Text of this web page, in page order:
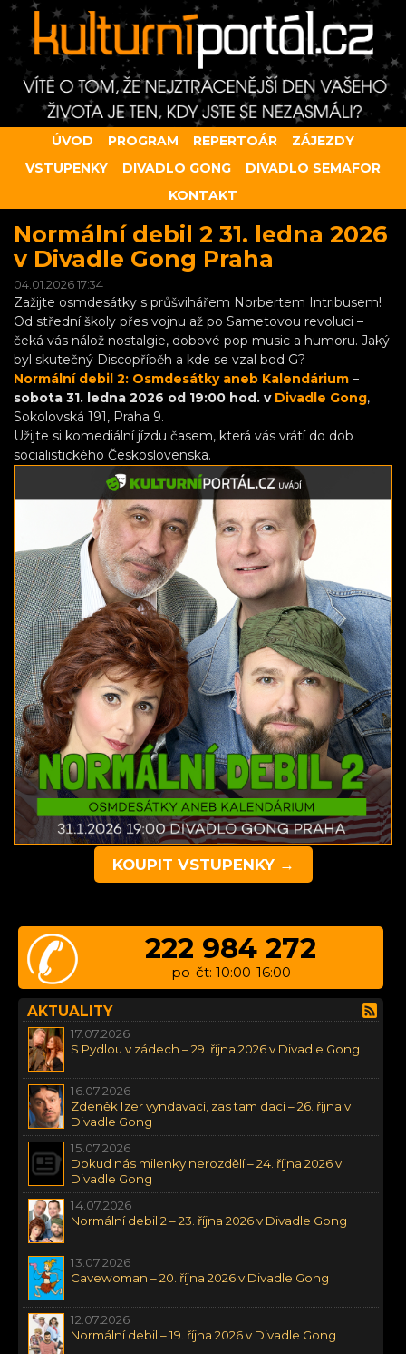
ÚVOD PROGRAM REPERTOÁR
ZÁJEZDY
VSTUPENKY
DIVADLO GONG
DIVADLO SEMAFOR
KONTAKT
Normální debil 2 31. ledna 2026
v Divadle Gong Praha
04.01.2026 17:34
Zažijte osmdesátky s průšvihářem Norbertem Intribusem!
Od střední školy přes vojnu až po Sametovou revoluci –
čeká vás nálož nostalgie, dobové pop music a humoru. Jaký
byl skutečný Discopříběh a kde se vzal bod G?
Normální debil 2: Osmdesátky aneb Kalendárium –
sobota 31. ledna 2026 od 19:00 hod. v Divadle Gong,
Sokolovská 191, Praha 9.
Užijte si komediální jízdu časem, která vás vrátí do dob
socialistického Československa.
KOUPIT VSTUPENKY →
222 984 272
po-čt: 10:00-16:00
AKTUALITY
17.07.2026
S Pydlou v zádech – 29. října 2026 v Divadle Gong
16.07.2026
Zdeněk Izer vyndavací, zas tam dací – 26. října v
Divadle Gong
15.07.2026
Dokud nás milenky nerozdělí – 24. října 2026 v
Divadle Gong
14.07.2026
Normální debil 2 – 23. října 2026 v Divadle Gong
13.07.2026
Cavewoman – 20. října 2026 v Divadle Gong
12.07.2026
Normální debil – 19. října 2026 v Divadle Gong